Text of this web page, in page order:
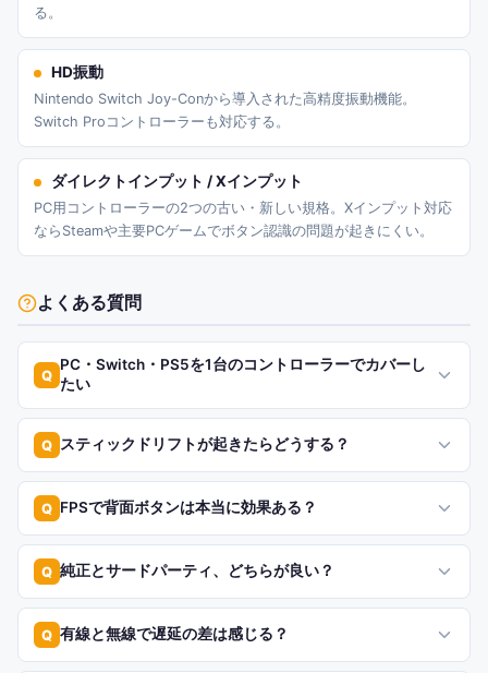
る。
HD振動
Nintendo Switch Joy-Conから導入された高精度振動機能。
Switch Proコントローラーも対応する。
ダイレクトインプット / Xインプット
PC用コントローラーの2つの古い・新しい規格。Xインプット対応
ならSteamや主要PCゲームでボタン認識の問題が起きにくい。
よくある質問
Q
PC・Switch・PS5を1台のコントローラーでカバーし
たい
Q スティックドリフトが起きたらどうする？
Q FPSで背面ボタンは本当に効果ある？
Q 純正とサードパーティ、どちらが良い？
Q 有線と無線で遅延の差は感じる？